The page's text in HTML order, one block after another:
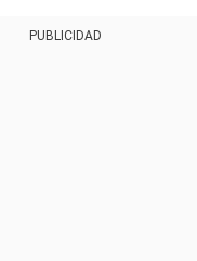
PUBLICIDAD